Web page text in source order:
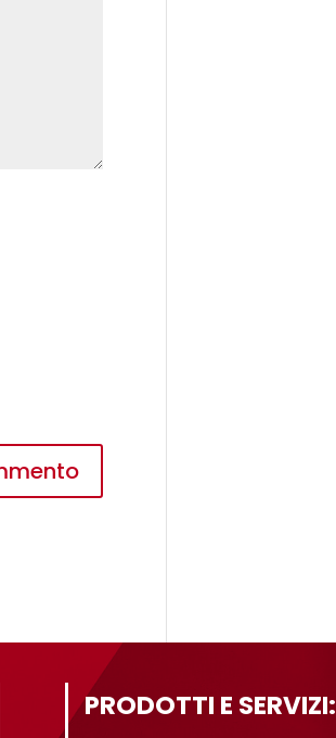
PRODOTTI E SERVIZI: